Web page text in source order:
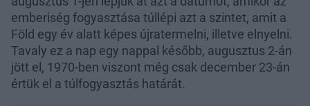
emberiség fogyasztása túllépi azt a szintet, amit a
Föld egy év alatt képes újratermelni, illetve elnyelni.
Tavaly ez a nap egy nappal később, augusztus 2-án
jött el, 1970-ben viszont még csak december 23-án
értük el a túlfogyasztás határát.